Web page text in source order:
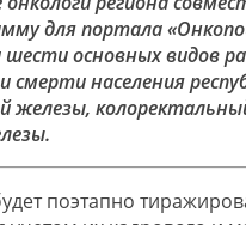
для портала
шести основных видов
населения
железы,
поэтапно